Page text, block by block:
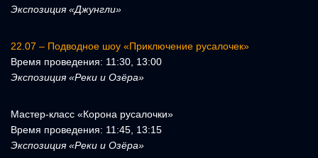
Экспозиция «Джунгли»
22.07 – Подводное шоу «Приключение русалочек»
Время проведения: 11:30, 13:00
Экспозиция «Реки и Озёра»
Мастер-класс «Корона русалочки»
Время проведения: 11:45, 13:15
Экспозиция «Реки и Озёра»